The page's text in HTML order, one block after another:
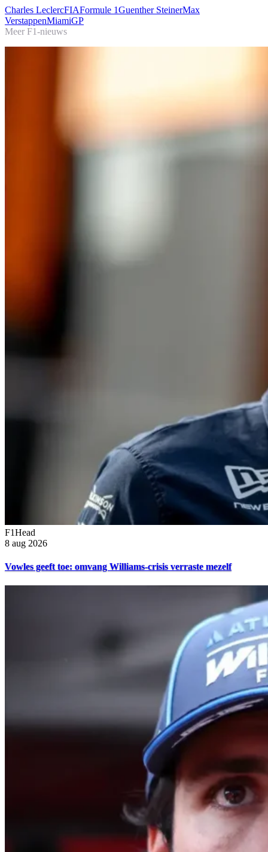
Charles LeclercFIAFormule 1Guenther SteinerMax
VerstappenMiamiGP
Meer F1-nieuws
F1Head
8 aug 2026
Vowles geeft toe: omvang Williams-crisis verraste mezelf